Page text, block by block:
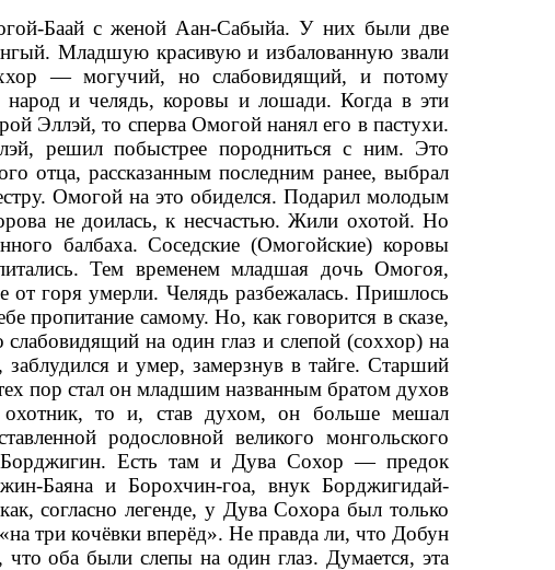
Баай с женой Аан-Сабыйа. У них были две
Младшую красивую и избалованную звали
— могучий, но слабовидящий, и потому
и челядь, коровы и лошади. Когда в эти
Эллэй, то сперва Омогой нанял его в пастухи.
решил побыстрее породниться с ним. Это
отца, рассказанным последним ранее, выбрал
Омогой на это обиделся. Подарил молодым
не доилась, к несчастью. Жили охотой. Но
балбаха. Соседские (Омогойские) коровы
Тем временем младшая дочь Омогоя,
от горя умерли. Челядь разбежалась. Пришлось
пропитание самому. Но, как говорится в сказе,
на один глаз и слепой (соххор) на
и умер, замерзнув в тайге. Старший
пор стал он младшим названным братом духов
то и, став духом, он больше мешал
родословной великого монгольского
Борджигин. Есть там и Дува Сохор — предок
Баяна и Борохчин-гоа, внук Борджигидай-
согласно легенде, у Дува Сохора был только
три кочёвки вперёд». Не правда ли, что Добун
оба были слепы на один глаз. Думается, эта